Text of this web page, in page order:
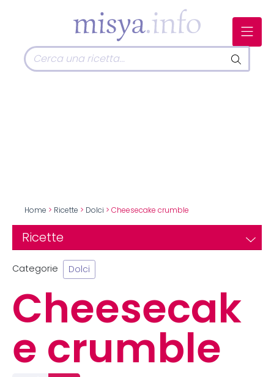
Home > Ricette > Dolci > Cheesecake crumble
Ricette
Categorie Dolci
Cheesecak
e crumble